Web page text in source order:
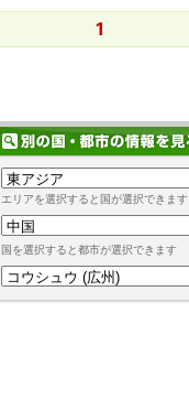
1
エリアを選択すると国が選択できます
国を選択すると都市が選択できます